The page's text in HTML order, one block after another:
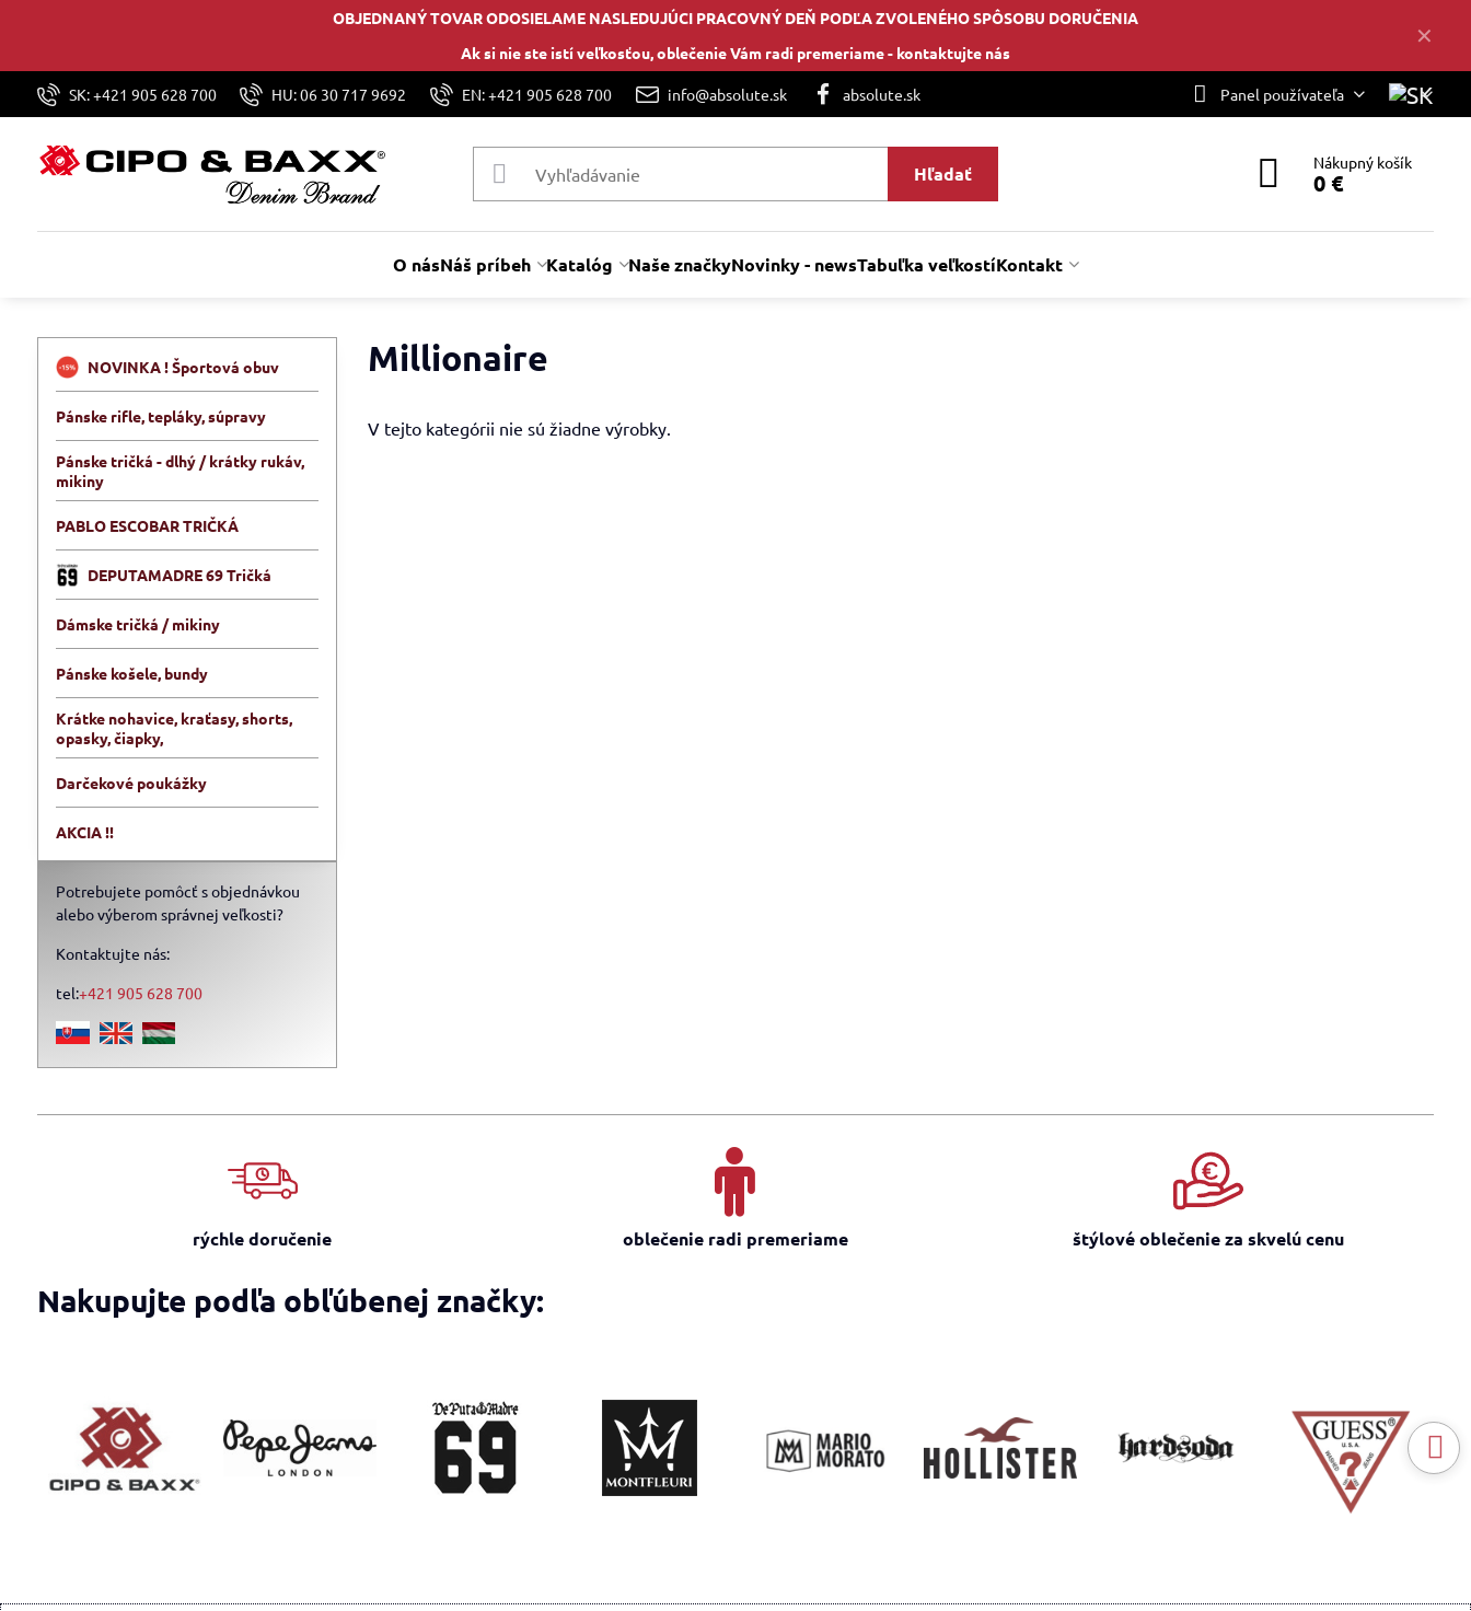
✕
OBJEDNANÝ TOVAR ODOSIELAME NASLEDUJÚCI PRACOVNÝ DEŇ PODĽA ZVOLENÉHO SPÔSOBU DORUČENIA
Ak si nie ste istí veľkosťou, oblečenie Vám radi premeriame - kontaktujte nás
SK: +421 905 628 700 HU: 06 30 717 9692 EN: +421 905 628 700 info@absolute.sk absolute.sk Panel používateľa
Hľadať Nákupný košík
0 €
O násNáš príbeh Katalóg Naše značkyNovinky - newsTabuľka veľkostíKontakt
Millionaire
V tejto kategórii nie sú žiadne výrobky.
NOVINKA ! Športová obuv
Pánske rifle, tepláky, súpravy
Pánske tričká - dlhý / krátky rukáv,
mikiny
PABLO ESCOBAR TRIČKÁ
DEPUTAMADRE 69 Tričká
Dámske tričká / mikiny
Pánske košele, bundy
Krátke nohavice, kraťasy, shorts,
opasky, čiapky,
Darčekové poukážky
AKCIA !!
Potrebujete pomôcť s objednávkou
alebo výberom správnej veľkosti?
Kontaktujte nás:
tel:+421 905 628 700
rýchle doručenie oblečenie radi premeriame štýlové oblečenie za skvelú cenu
Nakupujte podľa obľúbenej značky: